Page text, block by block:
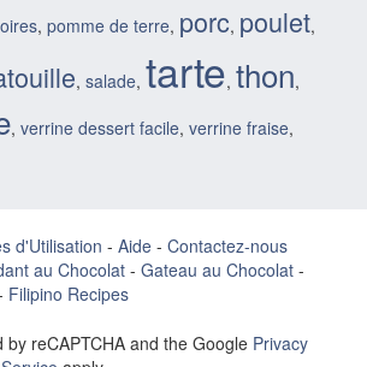
, pomme de terre, porc, poulet,
, salade, tarte, thon,
, verrine dessert facile, verrine fraise,
d'Utilisation - Aide - Contactez-nous
au Chocolat - Gateau au Chocolat -
Filipino Recipes
reCAPTCHA and the Google Privacy